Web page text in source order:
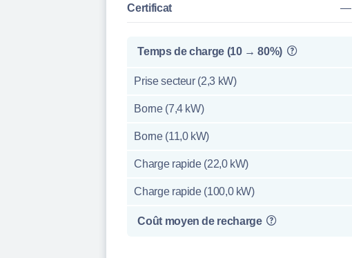
Certificat —
Temps de charge (10 → 80%)
Prise secteur (2,3 kW)
Borne (7,4 kW)
Borne (11,0 kW)
Charge rapide (22,0 kW)
Charge rapide (100,0 kW)
Coût moyen de recharge